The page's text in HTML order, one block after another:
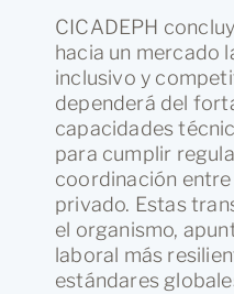
CICADEPH
hacia un mercado
inclusivo y
dependerá del
capacidades
para cumplir
coordinación
privado. Estas
el organismo,
laboral más
estándares